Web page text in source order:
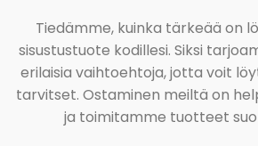
Tiedämme, kuinka tärkeää on
sisustustuote kodillesi. Siksi
erilaisia vaihtoehtoja, jotta voit
tarvitset. Ostaminen meiltä on
ja toimitamme tuotteet